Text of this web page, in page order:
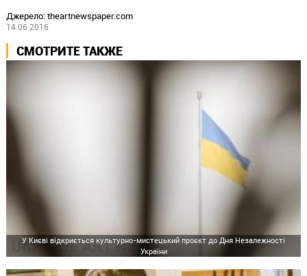
Джерело: theartnewspaper.com
14.06.2016
СМОТРИТЕ ТАКЖЕ
У Києві відкриється культурно-мистецький проєкт до Дня Незалежності
України